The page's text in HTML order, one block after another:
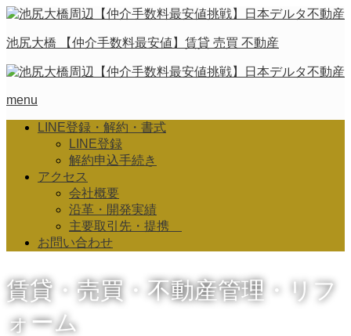
池尻大橋 【仲介手数料最安値】賃貸 売買 不動産
menu
LINE登録・解約・書式
LINE登録
解約申込手続き
アクセス
会社概要
沿革・開発実績
主要取引先・提携
お問い合わせ
賃貸・売買・不動産管理・リフ
ォーム